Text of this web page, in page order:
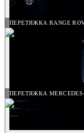
ПЕРЕТЯЖКА RANGE
ПЕРЕТЯЖКА